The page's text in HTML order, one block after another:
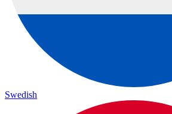
Swedish